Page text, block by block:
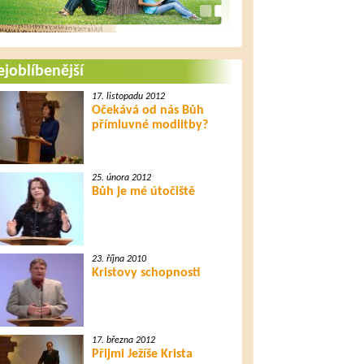
17. listopadu 2012
Očekává od nás Bůh
přímluvné modlitby?
25. února 2012
Bůh je mé útočiště
23. října 2010
Kristovy schopnosti
17. března 2012
Přijmi Ježíše Krista